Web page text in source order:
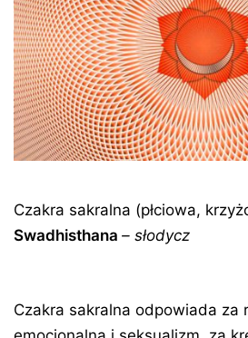
Czakra sakralna (płciowa,
Swadhisthana – słodycz
Czakra sakralna odpowiada za